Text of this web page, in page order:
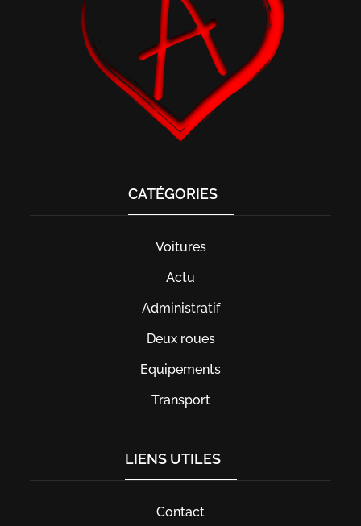
CATÉGORIES
Voitures
Actu
Administratif
Deux roues
Equipements
Transport
LIENS UTILES
Contact